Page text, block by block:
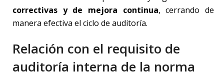
correctivas y de mejora continua, cerrando de
manera efectiva el ciclo de auditoría.
Relación con el requisito de
auditoría interna de la norma